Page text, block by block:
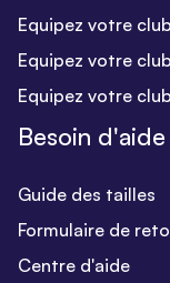
Equipez votre
Equipez votre
Equipez votre
Besoin d'aide
Guide des tailles
Formulaire de
Centre d'aide